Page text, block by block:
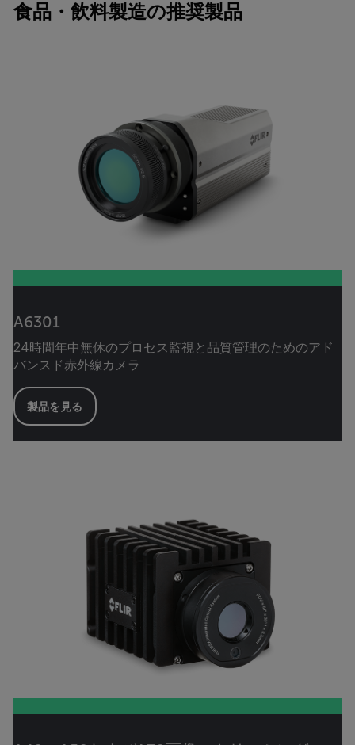
食品・飲料製造の推奨製品
A6301
24時間年中無休のプロセス監視と品質管理のためのアド
バンスド赤外線カメラ
製品を見る